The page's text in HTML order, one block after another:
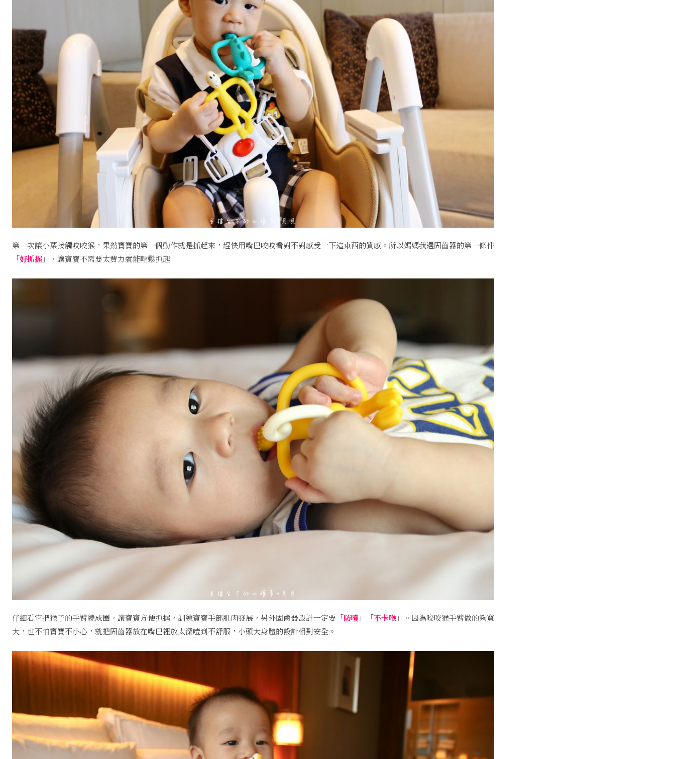
第一次讓小栗接觸咬咬猴，果然寶寶的第一個動作就是抓起來，趕快用嘴巴咬咬看對不對感受一下這東西的質感。所以媽媽我選固齒器的第一條件
「好抓握」，讓寶寶不需要太費力就能輕鬆抓起
仔細看它把猴子的手臂繞成圈，讓寶寶方便抓握，訓練寶寶手部肌肉發展，另外固齒器設計一定要「防噎」「不卡喉」。因為咬咬猴手臂做的夠寬
大，也不怕寶寶不小心，就把固齒器放在嘴巴裡放太深噎到不舒服，小頭大身體的設計相對安全。